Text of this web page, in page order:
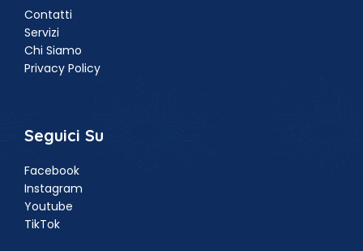
Contatti
Servizi
Chi Siamo
Privacy Policy
Seguici Su
Facebook
Instagram
Youtube
TikTok